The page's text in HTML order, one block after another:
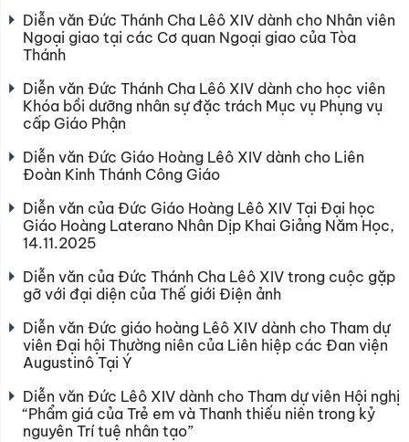
Diễn văn Đức Thánh Cha Lêô XIV dành cho Nhân viên
Ngoại giao tại các Cơ quan Ngoại giao của Tòa
Thánh
Diễn văn Đức Thánh Cha Lêô XIV dành cho học viên
Khóa bồi dưỡng nhân sự đặc trách Mục vụ Phụng vụ
cấp Giáo Phận
Diễn văn Đức Giáo Hoàng Lêô XIV dành cho Liên
Đoàn Kinh Thánh Công Giáo
Diễn văn của Đức Giáo Hoàng Lêô XIV Tại Đại học
Giáo Hoàng Laterano Nhân Dịp Khai Giảng Năm Học,
14.11.2025
Diễn văn của Đức Thánh Cha Lêô XIV trong cuộc gặp
gỡ với đại diện của Thế giới Điện ảnh
Diễn văn Đức giáo hoàng Lêô XIV dành cho Tham dự
viên Đại hội Thường niên của Liên hiệp các Đan viện
Augustinô Tại Ý
Diễn văn Đức Lêô XIV dành cho Tham dự viên Hội nghị
“Phẩm giá của Trẻ em và Thanh thiếu niên trong kỷ
nguyên Trí tuệ nhân tạo”